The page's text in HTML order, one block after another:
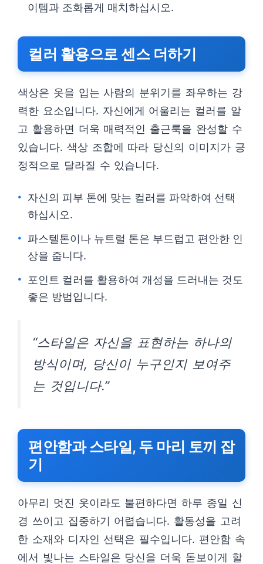
이템과 조화롭게 매치하십시오.
컬러 활용으로 센스 더하기
색상은 옷을 입는 사람의 분위기를 좌우하는 강
력한 요소입니다. 자신에게 어울리는 컬러를 알
고 활용하면 더욱 매력적인 출근룩을 완성할 수
있습니다. 색상 조합에 따라 당신의 이미지가 긍
정적으로 달라질 수 있습니다.
자신의 피부 톤에 맞는 컬러를 파악하여 선택
하십시오.
파스텔톤이나 뉴트럴 톤은 부드럽고 편안한 인
상을 줍니다.
포인트 컬러를 활용하여 개성을 드러내는 것도
좋은 방법입니다.
“스타일은 자신을 표현하는 하나의
방식이며, 당신이 누구인지 보여주
는 것입니다.”
편안함과 스타일, 두 마리 토끼 잡
기
아무리 멋진 옷이라도 불편하다면 하루 종일 신
경 쓰이고 집중하기 어렵습니다. 활동성을 고려
한 소재와 디자인 선택은 필수입니다. 편안함 속
에서 빛나는 스타일은 당신을 더욱 돋보이게 할